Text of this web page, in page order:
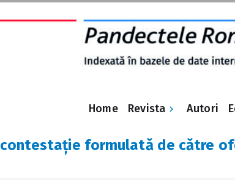
Home Revista Autori
contestație formulată de către